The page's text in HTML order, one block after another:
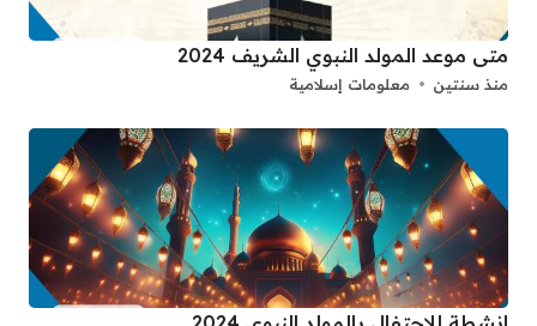
متى موعد المولد النبوي الشريف 2024
منذ سنتين معلومات إسلامية